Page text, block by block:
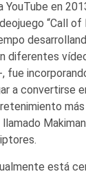
YouTube en
“Call of
diferentes
fue
a convertirse
más
está